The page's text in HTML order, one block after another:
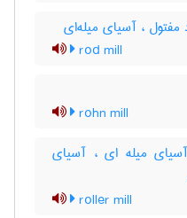
مفتول ، آسیای میله‌ای
rod mill
rohn mill
میله ای ، آسیای
roller mill